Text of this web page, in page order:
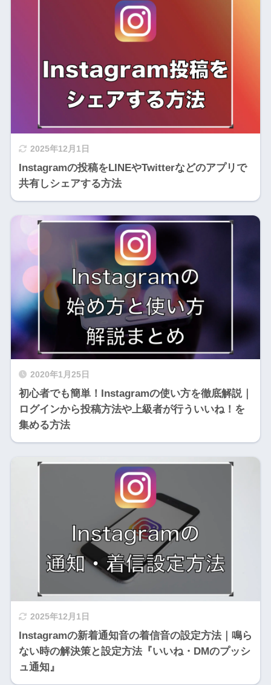
2025年12月1日
Instagramの投稿をLINEやTwitterなどのアプリで
共有しシェアする方法
2020年1月25日
初心者でも簡単！Instagramの使い方を徹底解説｜
ログインから投稿方法や上級者が行ういいね！を
集める方法
2025年12月1日
Instagramの新着通知音の着信音の設定方法｜鳴ら
ない時の解決策と設定方法『いいね・DMのプッシ
ュ通知』